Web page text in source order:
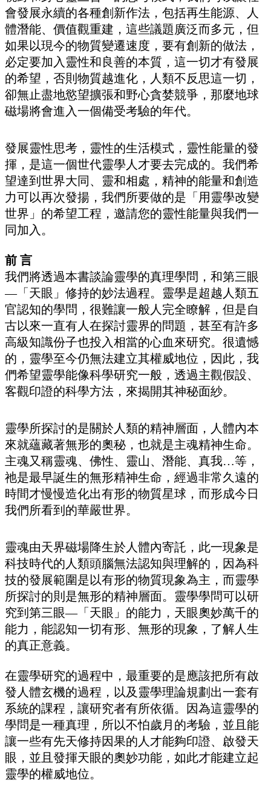
會發展永續的各種創新作法，包括再生能源、人
體潛能、價值觀重建，這些議題廣泛而多元，但
如果以現今的物質變遷速度，要有創新的做法，
必定要加入靈性和良善的本質，這一切才有發展
的希望，否則物質越進化，人類不反思這一切，
卻無止盡地慾望擴張和野心貪婪競爭，那麼地球
磁場將會進入一個備受考驗的年代。
發展靈性思考，靈性的生活模式，靈性能量的發
揮，是這一個世代靈學人才要去完成的。我們希
望達到世界大同、靈和相處，精神的能量和創造
力可以再次發揚，我們所要做的是「用靈學改變
世界」的希望工程，邀請您的靈性能量與我們一
同加入。
前 言
我們將透過本書談論靈學的真理學問，和第三眼
—「天眼」修持的妙法過程。靈學是超越人類五
官認知的學問，很難讓一般人完全瞭解，但是自
古以來一直有人在探討靈界的問題，甚至有許多
高級知識份子也投入相當的心血來研究。很遺憾
的，靈學至今仍無法建立其權威地位，因此，我
們希望靈學能像科學研究一般，透過主觀假設、
客觀印證的科學方法，來揭開其神秘面紗。
靈學所探討的是關於人類的精神層面，人體內本
來就蘊藏著無形的奧秘，也就是主魂精神生命。
主魂又稱靈魂、佛性、靈山、潛能、真我…等，
祂是最早誕生的無形精神生命，經過非常久遠的
時間才慢慢造化出有形的物質星球，而形成今日
我們所看到的華嚴世界。
靈魂由天界磁場降生於人體內寄託，此一現象是
科技時代的人類頭腦無法認知與理解的，因為科
技的發展範圍是以有形的物質現象為主，而靈學
所探討的則是無形的精神層面。靈學學問可以研
究到第三眼—「天眼」的能力，天眼奧妙萬千的
能力，能認知一切有形、無形的現象，了解人生
的真正意義。
在靈學研究的過程中，最重要的是應該把所有啟
發人體玄機的過程，以及靈學理論規劃出一套有
系統的課程，讓研究者有所依循。因為這靈學的
學問是一種真理，所以不怕歲月的考驗，並且能
讓一些有先天修持因果的人才能夠印證、啟發天
眼，並且發揮天眼的奧妙功能，如此才能建立起
靈學的權威地位。